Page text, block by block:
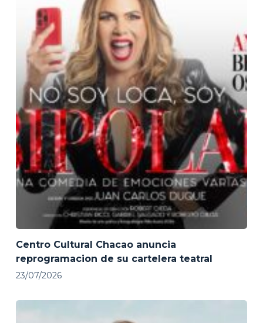
Centro Cultural Chacao anuncia
reprogramacion de su cartelera teatral
23/07/2026